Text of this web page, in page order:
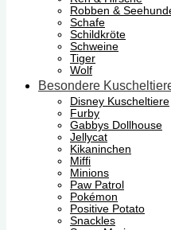
Robben &
Schafe
Schildkröte
Schweine
Tiger
Wolf
Besondere
Disney Kuscheltiere
Furby
Gabbys Dollhouse
Jellycat
Kikaninchen
Miffi
Minions
Paw Patrol
Pokémon
Positive Potato
Snackles